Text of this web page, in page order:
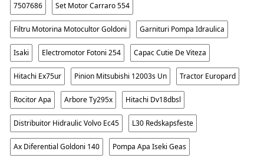
7507686 Set Motor Carraro 554
Filtru Motorina Motocultor Goldoni Garnituri Pompa Idraulica
Isaki Electromotor Fotoni 254 Capac Cutie De Viteza
Hitachi Ex75ur Pinion Mitsubishi 12003s Un Tractor Europard
Rocitor Apa Arbore Ty295x Hitachi Dv18dbsl
Distribuitor Hidraulic Volvo Ec45 L30 Redskapsfeste
Ax Diferential Goldoni 140 Pompa Apa Iseki Geas